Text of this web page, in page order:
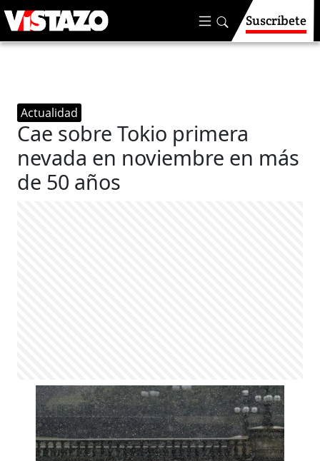
Suscríbete
Actualidad
Cae sobre Tokio primera
nevada en noviembre en más
de 50 años